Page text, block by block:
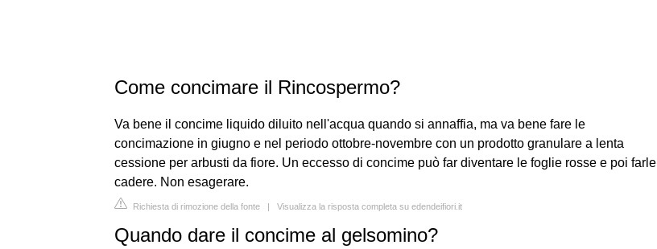
Come concimare il Rincospermo?
Va bene il concime liquido diluito nell'acqua quando si annaffia, ma va bene fare le
concimazione in giugno e nel periodo ottobre-novembre con un prodotto granulare a lenta
cessione per arbusti da fiore. Un eccesso di concime può far diventare le foglie rosse e poi farle
cadere. Non esagerare.
Richiesta di rimozione della fonte | Visualizza la risposta completa su edendeifiori.it
Quando dare il concime al gelsomino?